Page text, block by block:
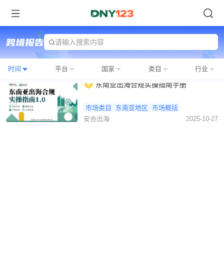
请输入搜索内容
时间 平台 国家 类目 行业
东南亚出海合规实操指南手册
市场类目 东南亚地区 市场概括
安合出海
2025-10-27